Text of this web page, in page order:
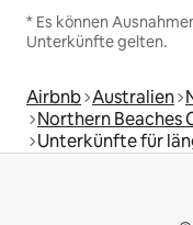
* Es können
Unterkünfte gelten.
Airbnb Australien
Northern Beaches
Unterkünfte für